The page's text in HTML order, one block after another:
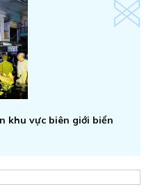
khu vực biên giới biển